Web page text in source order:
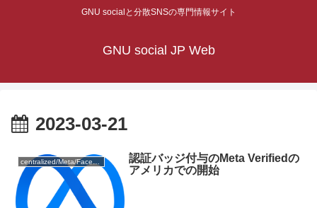
GNU socialと分散SNSの専門情報サイト
GNU social JP Web
2023-03-21
認証バッジ付与のMeta Verifiedの
アメリカでの開始